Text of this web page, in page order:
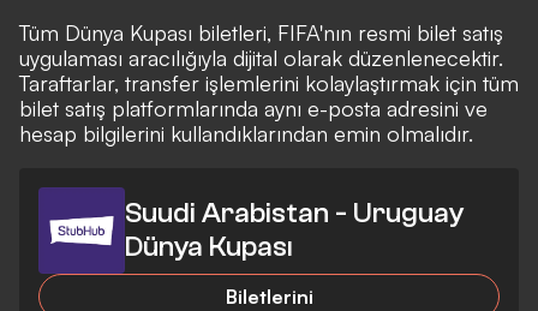
Tüm Dünya Kupası biletleri, FIFA'nın resmi bilet satış
uygulaması aracılığıyla dijital olarak düzenlenecektir.
Taraftarlar, transfer işlemlerini kolaylaştırmak için tüm
bilet satış platformlarında aynı e-posta adresini ve
hesap bilgilerini kullandıklarından emin olmalıdır.
Suudi Arabistan - Uruguay
Dünya Kupası
Biletlerini